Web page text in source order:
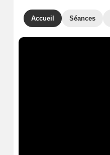
Accueil Séances